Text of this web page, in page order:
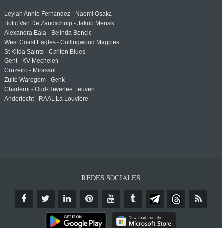
Leylah Annie Fernandez - Naomi Osaka
Botic Van De Zandschulp - Jakub Mensik
Alexandra Eala - Belinda Bencic
West Coast Eagles - Collingwood Magpies
St Kilda Saints - Carlton Blues
Gent - KV Mechelen
Cruzeiro - Mirassol
Zulte Waregem - Genk
Charleroi - Oud-Heverlee Leuven
Anderlecht - RAAL La Louvière
REDES SOCIALES